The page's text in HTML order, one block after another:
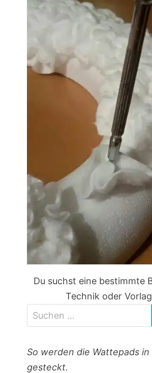
Du suchst eine bestimmte
Technik oder
nach:
So werden die Wattepads
gesteckt.